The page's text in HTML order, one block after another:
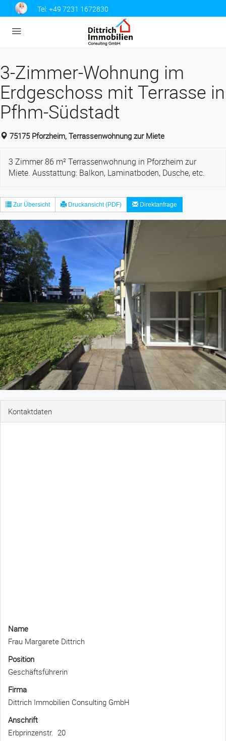
Tel: +49 7231 1672830
3-Zimmer-Wohnung im
Erdgeschoss mit Terrasse in
Pfhm-Südstadt
75175 Pforzheim, Terrassenwohnung zur Miete
3 Zimmer 86 m² Terrassenwohnung in Pforzheim zur
Miete. Ausstattung: Balkon, Laminatboden, Dusche, etc.
Zur Übersicht Druckansicht (PDF) Direktanfrage
Kontaktdaten
Name
Frau Margarete Dittrich
Position
Geschäftsführerin
Firma
Dittrich Immobilien Consulting GmbH
Anschrift
Erbprinzenstr. 20